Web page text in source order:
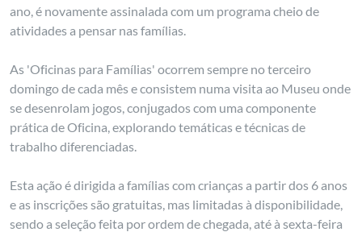
ano, é novamente assinalada com um programa cheio de
atividades a pensar nas famílias.
As 'Oficinas para Famílias' ocorrem sempre no terceiro
domingo de cada mês e consistem numa visita ao Museu onde
se desenrolam jogos, conjugados com uma componente
prática de Oficina, explorando temáticas e técnicas de
trabalho diferenciadas.
Esta ação é dirigida a famílias com crianças a partir dos 6 anos
e as inscrições são gratuitas, mas limitadas à disponibilidade,
sendo a seleção feita por ordem de chegada, até à sexta-feira